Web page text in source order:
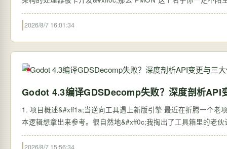
2026/8/7 16:01:34
Godot 4.3编译GDSDecomp失败？深度剖析API
1. 项目概述&#xff1a;当逆向工具遇上新版引擎 最近在折腾一个
本逻辑想拿出来参考。很自然地&#xff0c;我掏出了工具箱里的
2026/8/7 15:56:34